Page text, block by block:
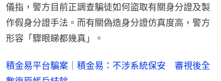
儀指，警方目前正調查騙徒如何盜取有關身分證及製
作假身分證手法。而有關偽造身分證仿真度高，警方
形容「驟眼睇都幾真」。
積金易平台騙案｜積金易：不涉系統保安 審視後全